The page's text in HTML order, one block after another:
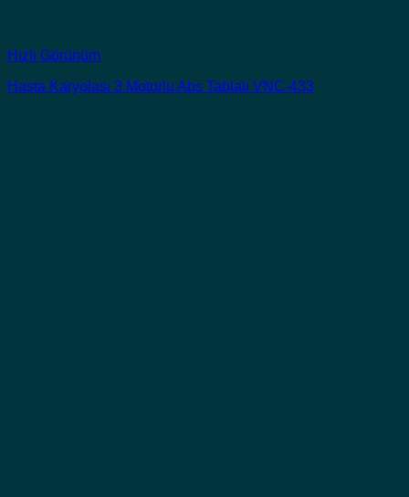
Hızlı Görünüm
Hasta Karyolası 3 Motorlu Abs Tablalı VNC-433